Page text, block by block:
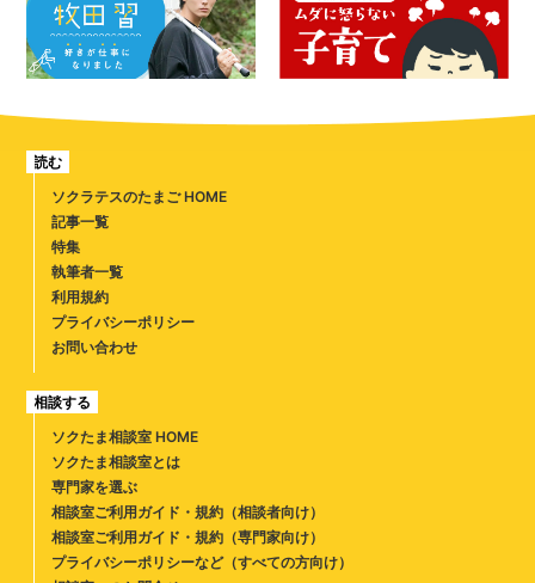
読む
ソクラテスのたまご HOME
記事一覧
特集
執筆者一覧
利用規約
プライバシーポリシー
お問い合わせ
相談する
ソクたま相談室 HOME
ソクたま相談室とは
専門家を選ぶ
相談室ご利用ガイド・規約（相談者向け）
相談室ご利用ガイド・規約（専門家向け）
プライバシーポリシーなど（すべての方向け）